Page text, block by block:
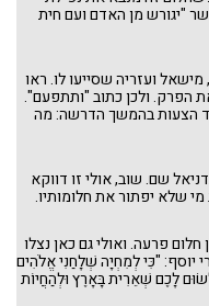
"יגורש מן האדם ועם חית
מישאל ועזריה שסייעו לו. ראו
הפרק. ולכן כתוב "ותתפעם".
הצעות בהמשך הדרשה: מה
שם. שוב, אולי זו דווקא
שלא יפתור את חלומותיו.
פרעה. ואולי גם כאן נצלו
יוסף: "כִּי לְמִחְיָה שְׁלָחַנִי אֱלֹהִים
לָכֶם שְׁאֵרִית בָּאָרֶץ וּלְהַחֲיוֹת